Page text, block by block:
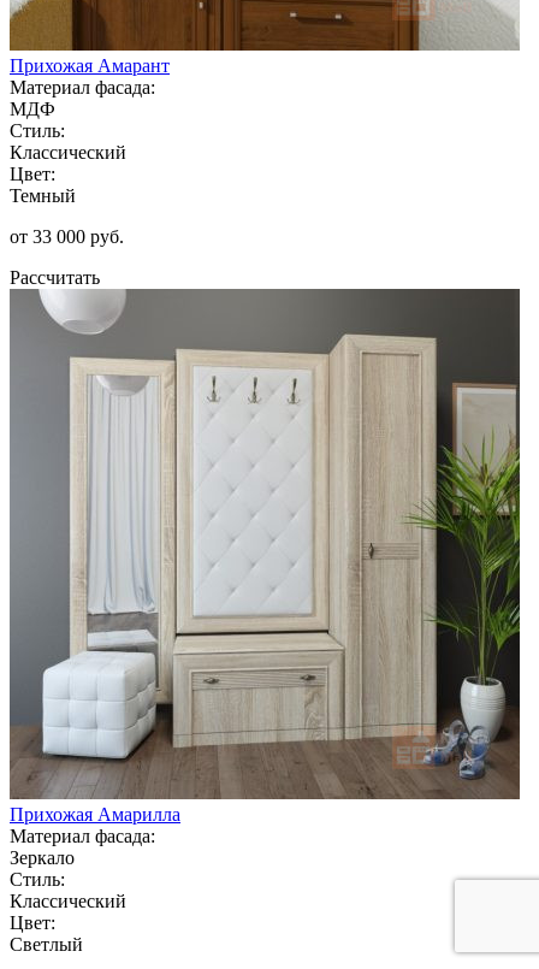
Прихожая Амарант
Материал фасада:
МДФ
Стиль:
Классический
Цвет:
Темный
от 33 000 руб.
Рассчитать
Прихожая Амарилла
Материал фасада:
Зеркало
Стиль:
Классический
Цвет:
Светлый